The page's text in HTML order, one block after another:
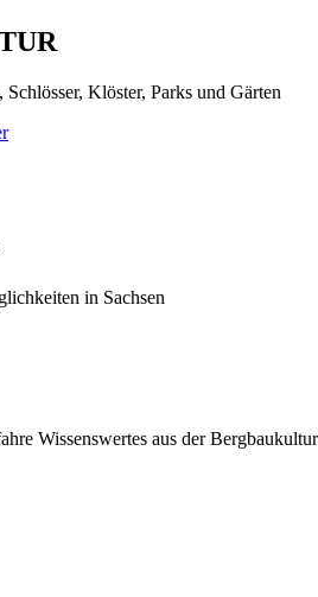
Schlösser, Klöster, Parks und Gärten
in Sachsen
Wissenswertes aus der